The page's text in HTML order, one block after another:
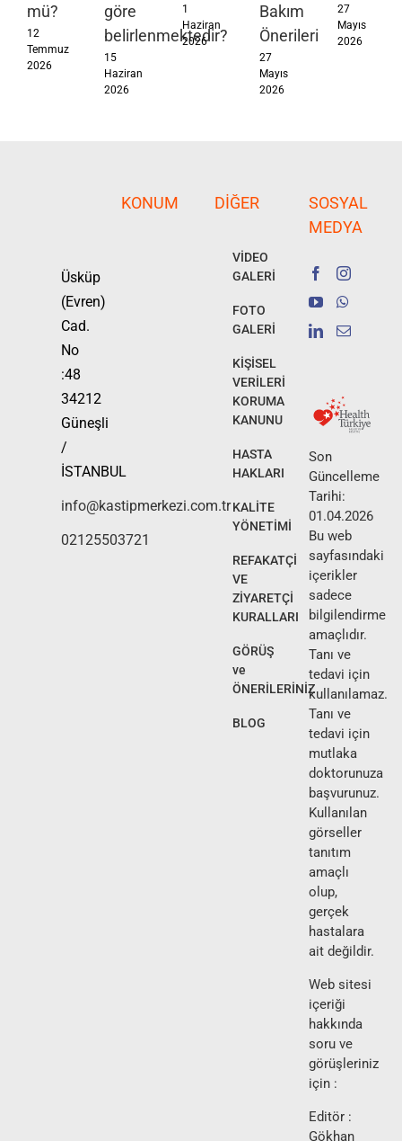
mü?
12
Temmuz
2026
göre
belirlenmektedir?
15
Haziran
2026
1
Haziran
2026
Bakım
Önerileri
27
Mayıs
2026
27
Mayıs
2026
Üsküp
(Evren)
Cad.
No
:48
34212
Güneşli
/
İSTANBUL
info@kastipmerkezi.com.tr
02125503721
KONUM DIĞER
VİDEO
GALERİ
FOTO
GALERİ
KİŞİSEL
VERİLERİ
KORUMA
KANUNU
HASTA
HAKLARI
KALİTE
YÖNETİMİ
REFAKATÇİ
VE
ZİYARETÇİ
KURALLARI
GÖRÜŞ
ve
ÖNERİLERİNİZ
BLOG
SOSYAL
MEDYA
Son
Güncelleme
Tarihi:
01.04.2026
Bu web
sayfasındaki
içerikler
sadece
bilgilendirme
amaçlıdır.
Tanı ve
tedavi için
kullanılamaz.
Tanı ve
tedavi için
mutlaka
doktorunuza
başvurunuz.
Kullanılan
görseller
tanıtım
amaçlı
olup,
gerçek
hastalara
ait değildir.
Web sitesi
içeriği
hakkında
soru ve
görüşleriniz
için :
Editör :
Gökhan